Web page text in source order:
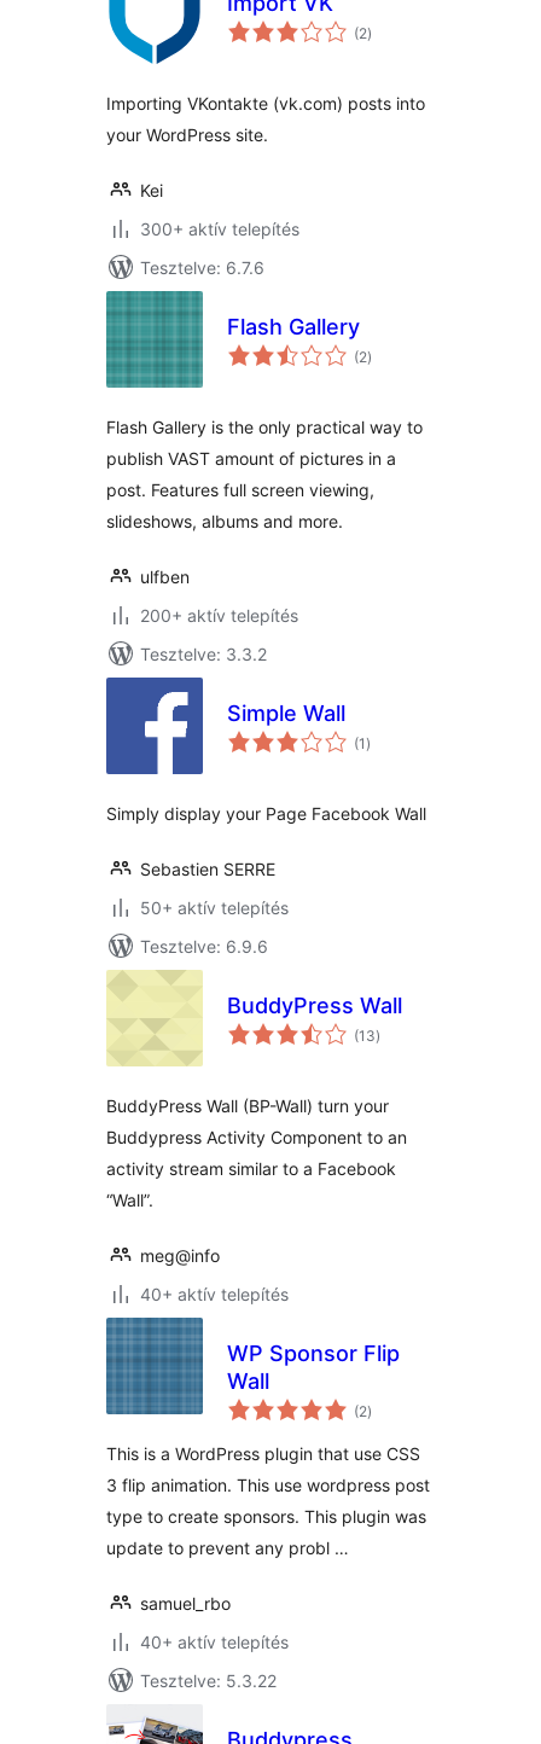
(2értékelés
összesen
)
Importing VKontakte (vk.com) posts into
your WordPress site.
Kei
300+ aktív telepítés
Tesztelve: 6.7.6
Flash Gallery
(2értékelés
összesen
)
Flash Gallery is the only practical way to
publish VAST amount of pictures in a
post. Features full screen viewing,
slideshows, albums and more.
ulfben
200+ aktív telepítés
Tesztelve: 3.3.2
Simple Wall
(1 értékelés
összesen
)
Simply display your Page Facebook Wall
Sebastien SERRE
50+ aktív telepítés
Tesztelve: 6.9.6
BuddyPress Wall
(13értékelés
összesen
)
BuddyPress Wall (BP-Wall) turn your
Buddypress Activity Component to an
activity stream similar to a Facebook
“Wall”.
meg@info
40+ aktív telepítés
WP Sponsor Flip
Wall
(2értékelés
összesen
)
This is a WordPress plugin that use CSS
3 flip animation. This use wordpress post
type to create sponsors. This plugin was
update to prevent any probl …
samuel_rbo
40+ aktív telepítés
Tesztelve: 5.3.22